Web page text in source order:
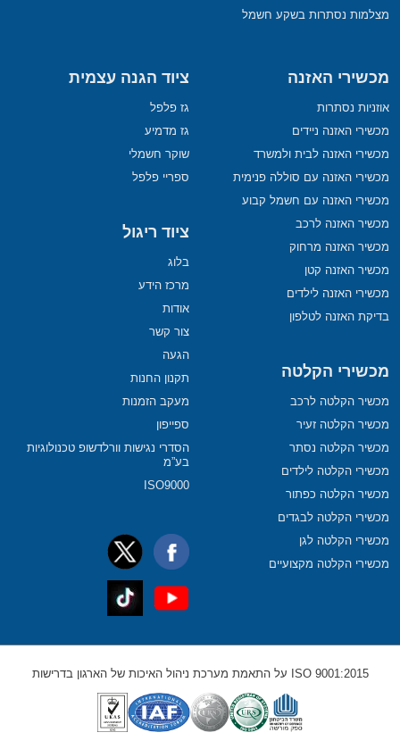
מצלמות נסתרות בשקע חשמל
מכשירי האזנה
אוזניות נסתרות
מכשירי האזנה ניידים
מכשירי האזנה לבית ולמשרד
מכשירי האזנה עם סוללה פנימית
מכשירי האזנה עם חשמל קבוע
מכשיר האזנה לרכב
מכשיר האזנה מרחוק
מכשיר האזנה קטן
מכשירי האזנה לילדים
בדיקת האזנה לטלפון
מכשירי הקלטה
מכשיר הקלטה לרכב
מכשיר הקלטה זעיר
מכשיר הקלטה נסתר
מכשירי הקלטה לילדים
מכשיר הקלטה כפתור
מכשירי הקלטה לבגדים
מכשירי הקלטה לגן
מכשירי הקלטה מקצועיים
ציוד הגנה עצמית
גז פלפל
גז מדמיע
שוקר חשמלי
ספריי פלפל
ציוד ריגול
בלוג
מרכז הידע
אודות
צור קשר
הגעה
תקנון החנות
מעקב הזמנות
ספייפון
הסדרי נגישות וורלדשופ טכנולוגיות
בע”מ
ISO9000
ISO 9001:2015 על התאמת מערכת ניהול האיכות של הארגון בדרישות